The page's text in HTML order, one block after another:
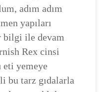
adım adım
yapıları
bilgi ile devam
Rex cinsi
yemeye
bu tarz gıdalarla